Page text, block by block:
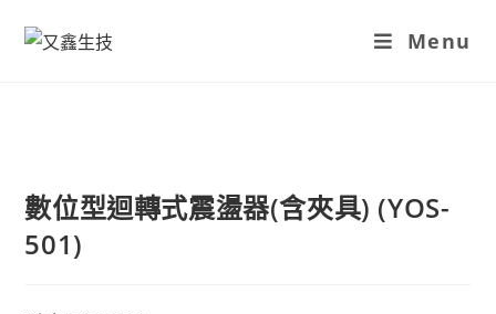
Menu
數位型迴轉式震盪器(含夾具) (YOS-
501)